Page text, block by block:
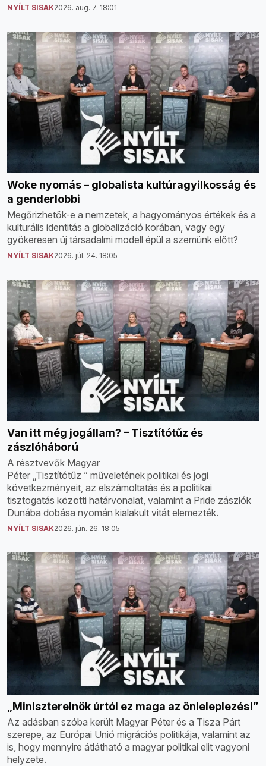
NYÍLT SISAK2026. aug. 7. 18:01
Woke nyomás – globalista kultúragyilkosság és
a genderlobbi
Megőrizhetők-e a nemzetek, a hagyományos értékek és a
kulturális identitás a globalizáció korában, vagy egy
gyökeresen új társadalmi modell épül a szemünk előtt?
NYÍLT SISAK2026. júl. 24. 18:05
Van itt még jogállam? – Tisztítótűz és
zászlóháború
A résztvevők Magyar
Péter „Tisztítótűz ” műveletének politikai és jogi
következményeit, az elszámoltatás és a politikai
tisztogatás közötti határvonalat, valamint a Pride zászlók
Dunába dobása nyomán kialakult vitát elemezték.
NYÍLT SISAK2026. jún. 26. 18:05
„Miniszterelnök úrtól ez maga az önleleplezés!”
Az adásban szóba került Magyar Péter és a Tisza Párt
szerepe, az Európai Unió migrációs politikája, valamint az
is, hogy mennyire átlátható a magyar politikai elit vagyoni
helyzete.